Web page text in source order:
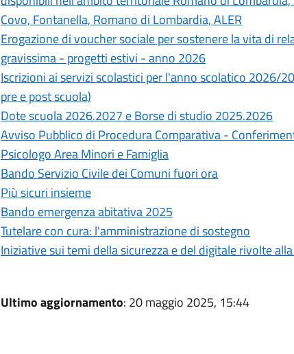
Covo, Fontanella, Romano di Lombardia, ALER
Erogazione di voucher sociale per sostenere la vita di
gravissima - progetti estivi - anno 2026
Iscrizioni ai servizi scolastici per l'anno scolatico 2026/
pre e post scuola)
Dote scuola 2026.2027 e Borse di studio 2025.2026
Avviso Pubblico di Procedura Comparativa -
Psicologo Area Minori e Famiglia
Bando Servizio Civile dei Comuni fuori ora
Più sicuri insieme
Bando emergenza abitativa 2025
Tutelare con cura: l'amministrazione di sostegno
Iniziative sui temi della sicurezza e del digitale rivolte
Ultimo aggiornamento: 20 maggio 2025, 15:44